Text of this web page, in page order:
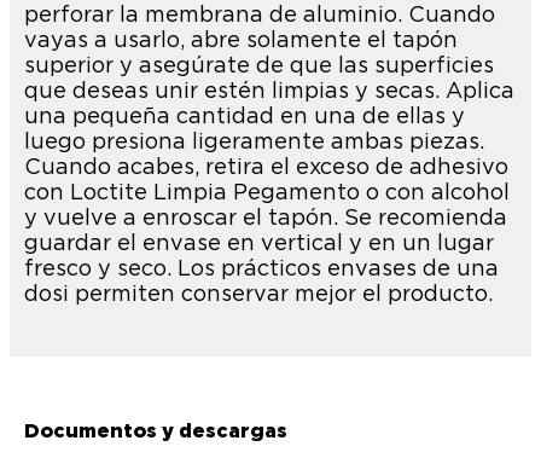
perforar la membrana de aluminio. Cuando
vayas a usarlo, abre solamente el tapón
superior y asegúrate de que las superficies
que deseas unir estén limpias y secas. Aplica
una pequeña cantidad en una de ellas y
luego presiona ligeramente ambas piezas.
Cuando acabes, retira el exceso de adhesivo
con Loctite Limpia Pegamento o con alcohol
y vuelve a enroscar el tapón. Se recomienda
guardar el envase en vertical y en un lugar
fresco y seco. Los prácticos envases de una
dosi permiten conservar mejor el producto.
Documentos y descargas